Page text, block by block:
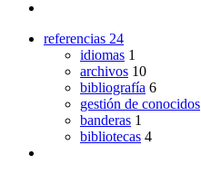
referencias 24
idiomas 1
archivos 10
bibliografía 6
gestión de conocidos
banderas 1
bibliotecas 4